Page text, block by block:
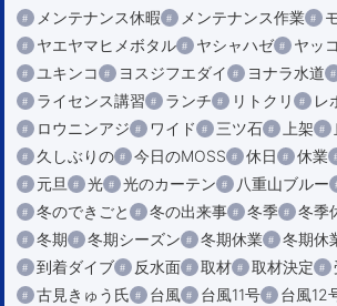
メンテナンス休暇
メンテナンス作業
ヤエヤマヒメボタル
ヤシャハゼ ヤッ
ユキンコ
ヨスジフエダイ ヨナラ水道
ライセンス講習
ランチ リトクリ
レ
ロウニンアジ
ワイド 三ツ石 上架
久しぶりの
今日のMOSS 休日 休業
元旦
光 光のカーテン 八重山ブルー
冬のできごと
冬の出来事 冬季 冬季
冬期
冬期シーズン 冬期休業 冬期休
到着ダイブ
反水面 取材 取材決定
古見きゅう氏
台風 台風11号 台風12